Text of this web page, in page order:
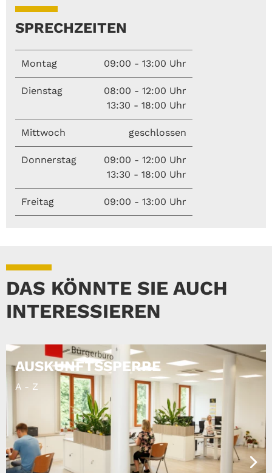
SPRECHZEITEN
Montag 09:00 - 13:00 Uhr
Dienstag
08:00 - 12:00 Uhr
13:30 - 18:00 Uhr
Mittwoch geschlossen
Donnerstag
09:00 - 12:00 Uhr
13:30 - 18:00 Uhr
Freitag 09:00 - 13:00 Uhr
DAS KÖNNTE SIE AUCH
INTERESSIEREN
AUSKUNFTSSPERRE
A - Z